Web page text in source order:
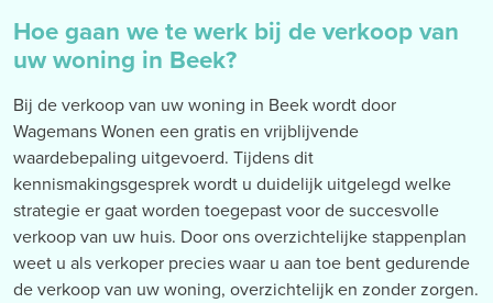
Hoe gaan we te werk bij de verkoop van
uw woning in Beek?
Bij de verkoop van uw woning in Beek wordt door
Wagemans Wonen een gratis en vrijblijvende
waardebepaling uitgevoerd. Tijdens dit
kennismakingsgesprek wordt u duidelijk uitgelegd welke
strategie er gaat worden toegepast voor de succesvolle
verkoop van uw huis. Door ons overzichtelijke stappenplan
weet u als verkoper precies waar u aan toe bent gedurende
de verkoop van uw woning, overzichtelijk en zonder zorgen.